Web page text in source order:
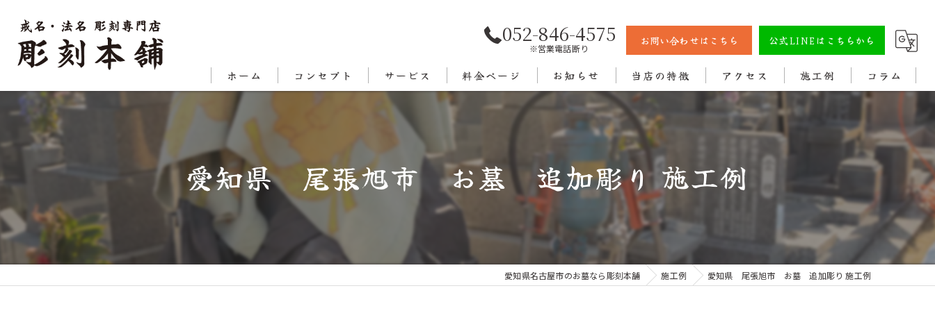
052-846-4575
※営業電話断り
お問い合わせはこちら 公式LINEはこちらから
ホーム コンセプト
対応エリア
サービス 料金ページ お知らせ 当店の特徴
彫刻
戒名
法名
色入れ
アクセス 施工例 コラム
愛知県 尾張旭市 お墓 追加彫り 施工例
愛知県名古屋市のお墓なら彫刻本舗 施工例 愛知県 尾張旭市 お墓 追加彫り 施工例